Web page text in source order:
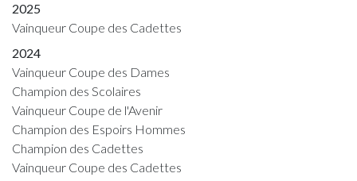
2025
Vainqueur Coupe des Cadettes
2024
Vainqueur Coupe des Dames
Champion des Scolaires
Vainqueur Coupe de l'Avenir
Champion des Espoirs Hommes
Champion des Cadettes
Vainqueur Coupe des Cadettes